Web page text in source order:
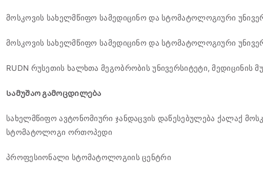
მოსკოვის სახელმწიფო სამედიცინო და სტომატოლოგიური
მოსკოვის სახელმწიფო სამედიცინო და სტომატოლოგიური
RUDN რუსეთის ხალხთა მეგობრობის უნივერსიტეტი, მედიცინის
Სამუშაო გამოცდილება
სახელმწიფო ავტონომიური ჯანდაცვის დაწესებულება ქალაქ
სტომატოლოგი ორთოპედი
პროფესიონალი სტომატოლოგიის ცენტრი